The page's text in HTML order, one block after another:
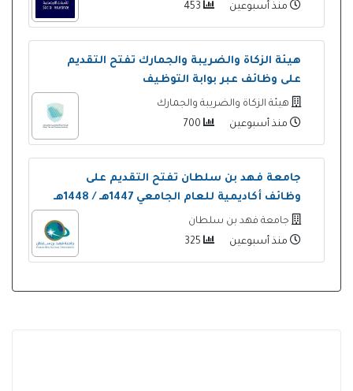
منذ أسبوعين
هيئة الزكاة والضريبة والجمارك تفتح التقديم
على وظائف عبر بوابة التوظيف
هيئة الزكاة والضريبة والجمارك
منذ أسبوعين
جامعة فهد بن سلطان تفتح التقديم على
وظائف أكاديمية للعام الجامعي 1447هـ / 1448هـ
جامعة فهد بن سلطان
منذ أسبوعين